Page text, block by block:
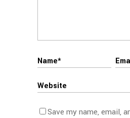
Save my name, email,